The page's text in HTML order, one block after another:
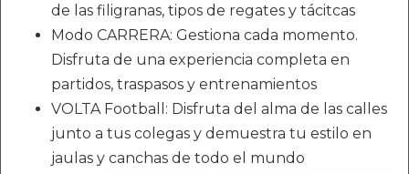
de las filigranas, tipos de regates y tácitcas
Modo CARRERA: Gestiona cada momento.
Disfruta de una experiencia completa en
partidos, traspasos y entrenamientos
VOLTA Football: Disfruta del alma de las calles
junto a tus colegas y demuestra tu estilo en
jaulas y canchas de todo el mundo